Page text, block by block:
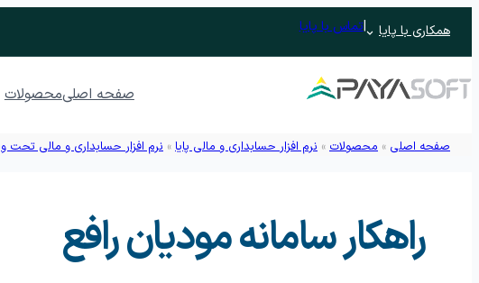
همکاری با پایا |تماس با پایا
صفحه اصلیمحصولات
نرم افزار حسابداری
نرم افزار حسابداری رافع
نرم افزار حسابداری ابری
صفحه اصلی » محصولات » نرم افزار حسابداری و مالی پایا » نرم افزار حسابداری و مالی تحت
راهکار سامانه مودیان رافع